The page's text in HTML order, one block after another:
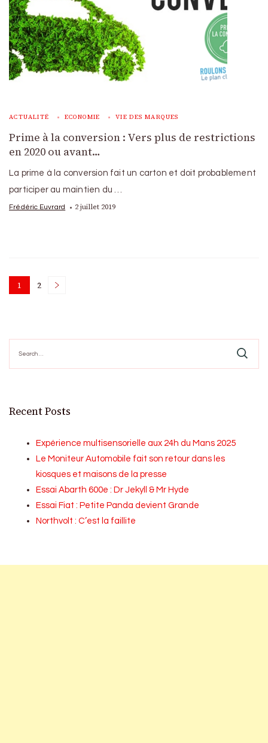
ACTUALITÉ ECONOMIE VIE DES MARQUES
Prime à la conversion : Vers plus de restrictions
en 2020 ou avant…
La prime à la conversion fait un carton et doit probablement
participer au maintien du …
Frédéric Euvrard 2 juillet 2019
Posts
Page
1 Page
2
for:
Recent Posts
Expérience multisensorielle aux 24h du Mans 2025
Le Moniteur Automobile fait son retour dans les
kiosques et maisons de la presse
Essai Abarth 600e : Dr Jekyll & Mr Hyde
Essai Fiat : Petite Panda devient Grande
Northvolt : C’est la faillite